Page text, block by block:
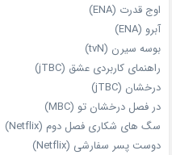
اوج قدرت (ENA)
آبرو (ENA)
بوسه سیرن (tvN)
راهنمای کاربردی عشق (jTBC)
درخشان (jTBC)
در فصل درخشان تو (MBC)
سگ های شکاری فصل دوم (Netflix)
دوست‌ پسر سفارشی (Netflix)